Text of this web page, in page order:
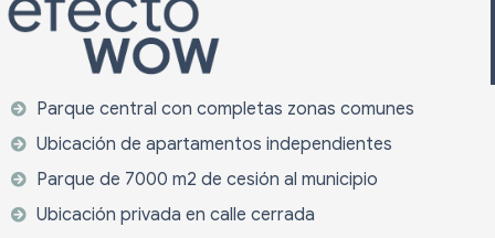
Parque central con completas zonas comunes
Ubicación de apartamentos independientes
Parque de 7000 m2 de cesión al municipio
Ubicación privada en calle cerrada